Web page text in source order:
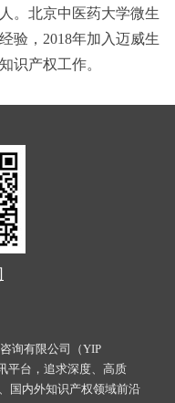
。北京中医药大学微生
验，2018年加入迈威生
识产权工作。
询有限公司（YIP
平台，追求深度、高质
国内外知识产权领域前沿